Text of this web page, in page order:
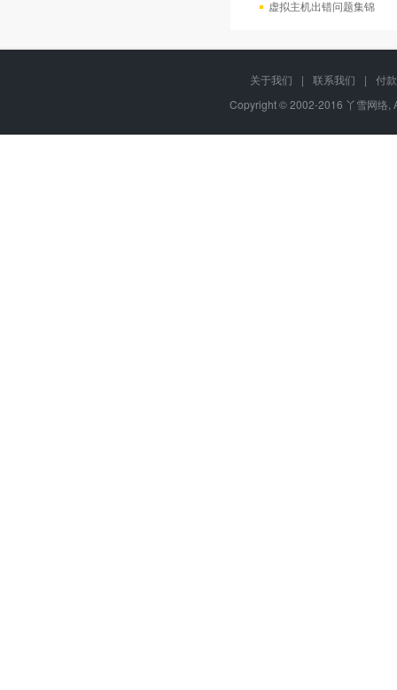
虚拟主机出错问题集锦
关于我们 | 联系我们 |
付
Copyright © 2002-2016 丫雪网络